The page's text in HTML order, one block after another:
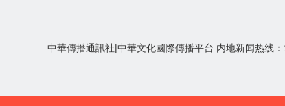
中華傳播通訊社|中華文化國際傳播平台 内地新闻热线